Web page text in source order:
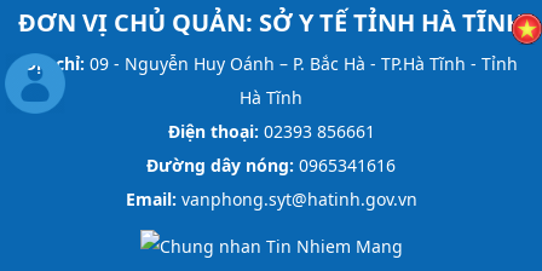
ĐƠN VỊ CHỦ QUẢN: SỞ Y TẾ TỈNH HÀ TĨNH
Địa chỉ: 09 - Nguyễn Huy Oánh – P. Bắc Hà - TP.Hà Tĩnh - Tỉnh
Hà Tĩnh
Điện thoại: 02393 856661
Đường dây nóng: 0965341616
Email: vanphong.syt@hatinh.gov.vn